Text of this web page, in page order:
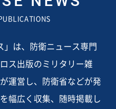
」は、防衛ニュース専門
ス出版のミリタリー雑
運営し、防衛省などが発
幅広く収集、随時掲載し